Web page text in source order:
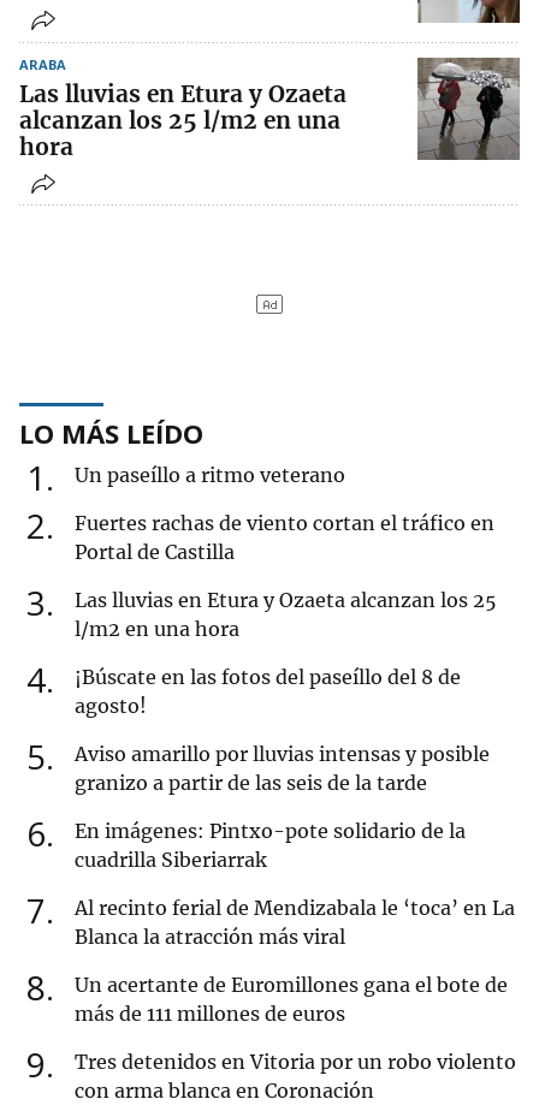
ARABA
Las lluvias en Etura y Ozaeta
alcanzan los 25 l/m2 en una
hora
LO MÁS LEÍDO
1 Un paseíllo a ritmo veterano
2
Fuertes rachas de viento cortan el tráfico en
Portal de Castilla
3
Las lluvias en Etura y Ozaeta alcanzan los 25
l/m2 en una hora
4
¡Búscate en las fotos del paseíllo del 8 de
agosto!
5
Aviso amarillo por lluvias intensas y posible
granizo a partir de las seis de la tarde
6
En imágenes: Pintxo-pote solidario de la
cuadrilla Siberiarrak
7
Al recinto ferial de Mendizabala le ‘toca’ en La
Blanca la atracción más viral
8
Un acertante de Euromillones gana el bote de
más de 111 millones de euros
9
Tres detenidos en Vitoria por un robo violento
con arma blanca en Coronación